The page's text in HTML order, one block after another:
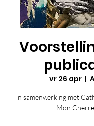
vr 26 apr
  |
in samenwerking met
Mon